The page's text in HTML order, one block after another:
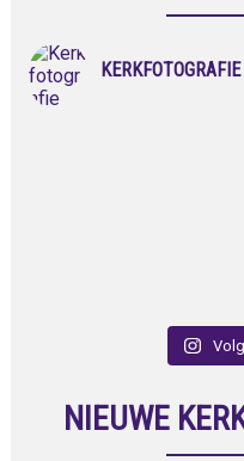
KERKFOTOGRAFIE
NIEUWE